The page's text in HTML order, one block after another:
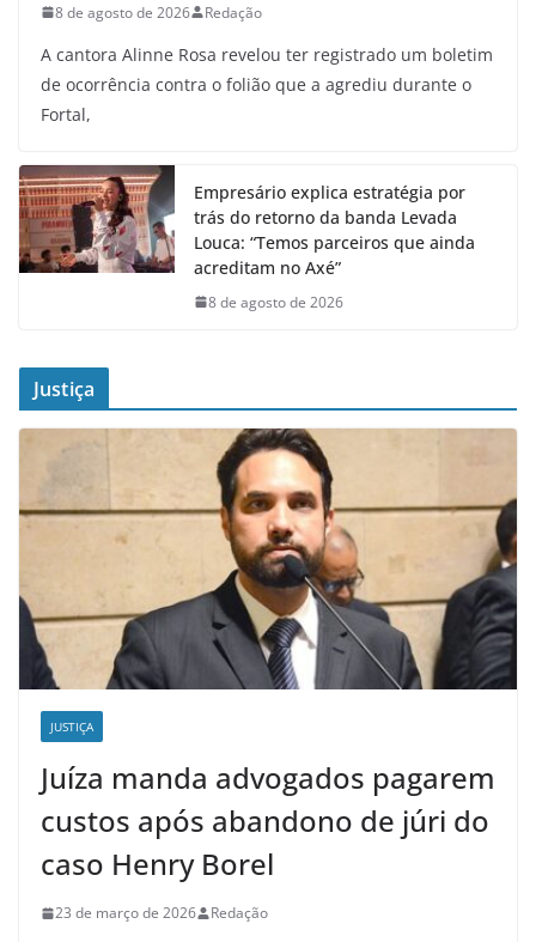
8 de agosto de 2026 Redação
A cantora Alinne Rosa revelou ter registrado um boletim
de ocorrência contra o folião que a agrediu durante o
Fortal,
Empresário explica estratégia por
trás do retorno da banda Levada
Louca: “Temos parceiros que ainda
acreditam no Axé”
8 de agosto de 2026
Justiça
JUSTIÇA
Juíza manda advogados pagarem
custos após abandono de júri do
caso Henry Borel
23 de março de 2026 Redação